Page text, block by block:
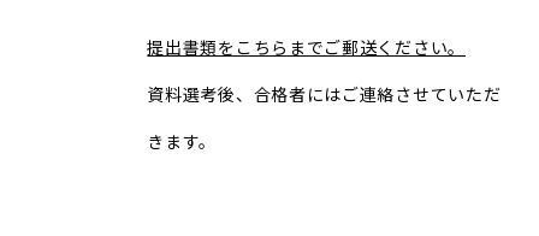
提出書類をこちらまでご郵送ください。
資料選考後、合格者にはご連絡させていただ
きます。